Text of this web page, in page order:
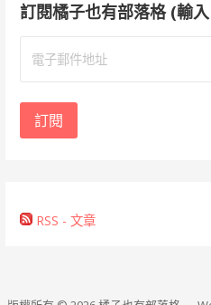
訂閱橘子也有部落格 (輸
地
訂閱
RSS - 文章